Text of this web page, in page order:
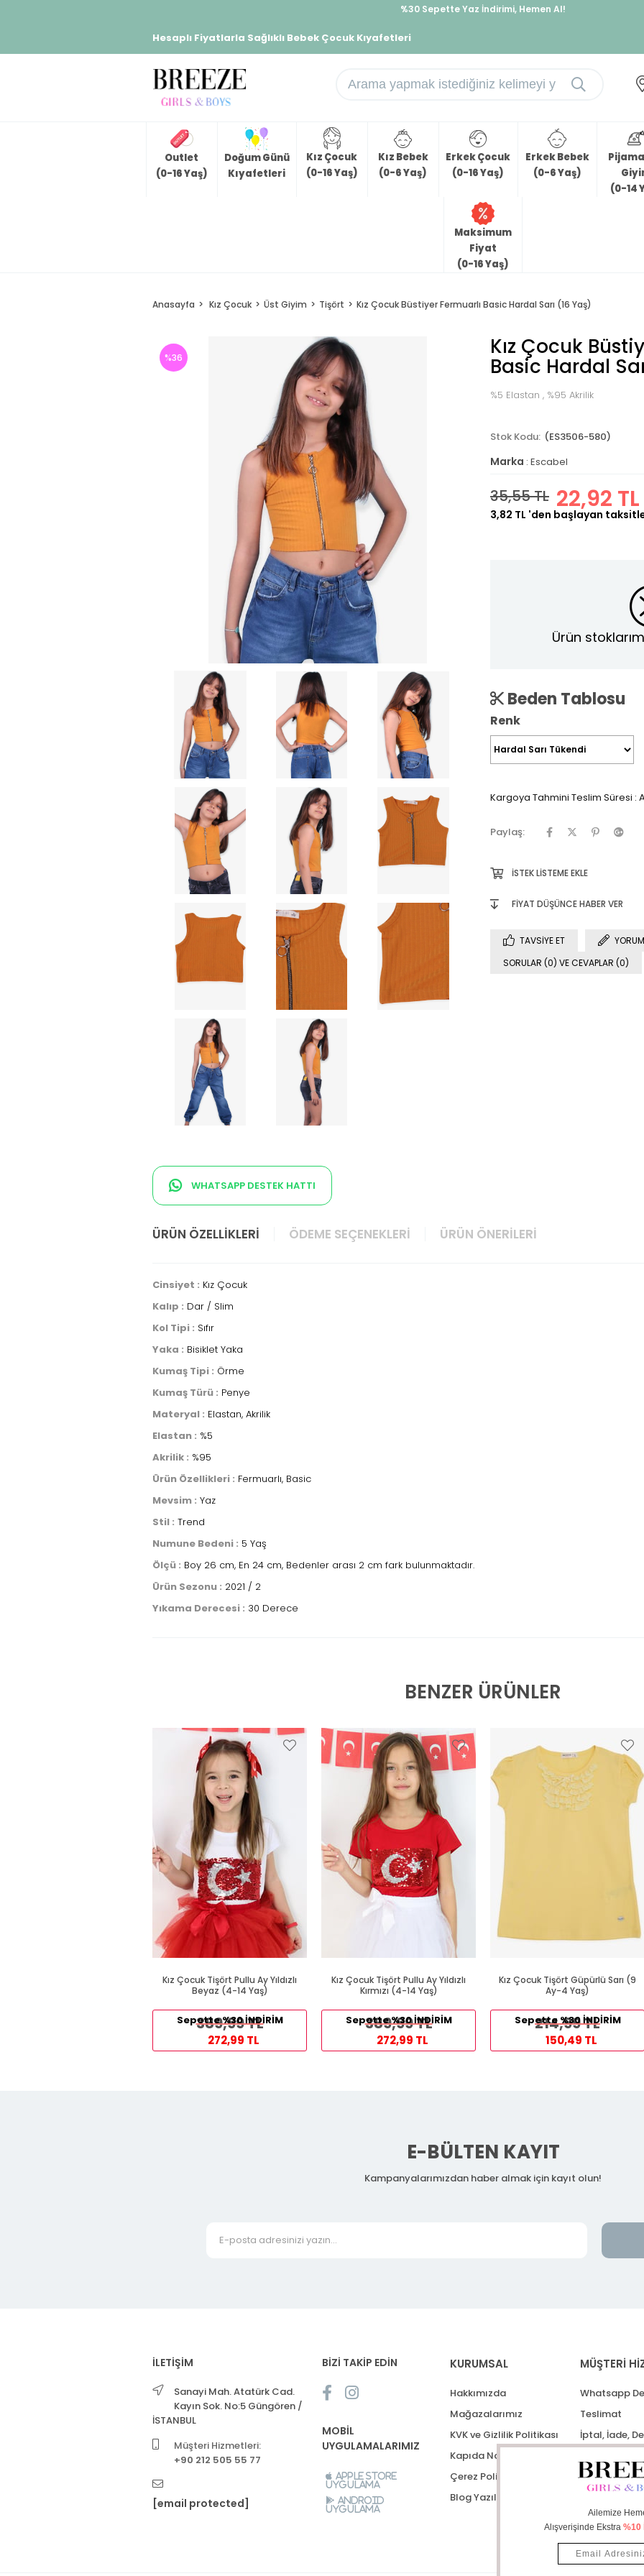
%30 Sepette Yaz İndirimi, Hemen Al!
Hesaplı Fiyatlarla Sağlıklı Bebek Çocuk Kıyafetleri
Outlet
(0-16 Yaş)
Doğum Günü
Kıyafetleri
Kız Çocuk
(0-16 Yaş)
Kız Bebek
(0-6 Yaş)
Erkek Çocuk
(0-16 Yaş)
Erkek Bebek
(0-6 Yaş)
(0-14
Maksimum
Fiyat
(0-16 Yaş)
Anasayfa Kız Çocuk Üst Giyim Tişört Kız Çocuk Büstiyer Fermuarlı Basic Hardal Sarı (16 Yaş)
%36
WHATSAPP DESTEK HATTI
Kız Çocuk
Basic Hardal
%5 Elastan , %95 Akrilik
(ES3506-580)
Marka : Escabel
35,55 TL 22,92 TL
3,82 TL 'den başlayan
Ürün
Beden Tablosu
Renk
Kargoya Tahmini Teslim Süresi :
Paylaş:
İSTEK LISTEME EKLE
FIYAT DÜŞÜNCE HABER VER
TAVSIYE ET
SORULAR (0) VE CEVAPLAR (0)
ÜRÜN ÖZELLIKLERI ÖDEME SEÇENEKLERI ÜRÜN ÖNERILERI
Cinsiyet : Kız Çocuk
Kalıp : Dar / Slim
Kol Tipi : Sıfır
Yaka : Bisiklet Yaka
Kumaş Tipi : Örme
Kumaş Türü : Penye
Materyal : Elastan, Akrilik
Elastan : %5
Akrilik : %95
Ürün Özellikleri : Fermuarlı, Basic
Mevsim : Yaz
Stil : Trend
Numune Bedeni : 5 Yaş
Ölçü : Boy 26 cm, En 24 cm, Bedenler arası 2 cm fark bulunmaktadır.
Ürün Sezonu : 2021 / 2
Yıkama Derecesi : 30 Derece
BENZER ÜRÜNLER
Kız Çocuk Tişört Pullu Ay Yıldızlı
Beyaz (4-14 Yaş)
389,99 TL
Sepette %30 İNDİRİM
272,99 TL
Kız Çocuk Tişört Pullu Ay Yıldızlı
Kırmızı (4-14 Yaş)
389,99 TL
Sepette %30 İNDİRİM
272,99 TL
Kız Çocuk Tişört Güpürlü Sarı (9
Ay-4 Yaş)
214,99 TL
Sepette %30 İNDİRİM
150,49 TL
E-BÜLTEN KAYIT
Kampanyalarımızdan haber almak için kayıt olun!
İLETİŞİM
Sanayi Mah. Atatürk Cad.
Kayın Sok. No:5 Güngören /
İSTANBUL
Müşteri Hizmetleri:
+90 212 505 55 77
[email protected]
BİZİ TAKİP EDİN
MOBİL
UYGULAMALARIMIZ
Apple Store
Uygulama
Android
Uygulama
KURUMSAL
Hakkımızda
Mağazalarımız
KVK ve Gizlilik Politikası
Kapıda Nakit Ödeme
Çerez Politikası
Blog Yazıları
MÜŞTERİ
Whatsapp
Teslimat
İptal, İade,